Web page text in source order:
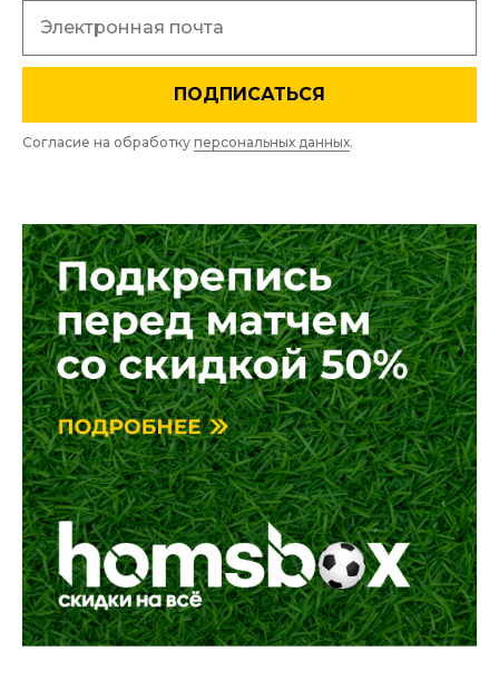
ПОДПИСАТЬСЯ
Согласие на обработку персональных данных.